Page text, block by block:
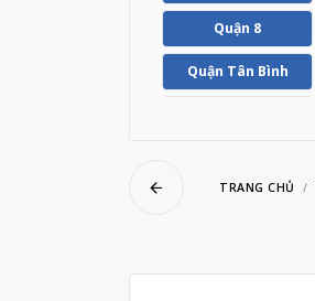
Quận 8
Quận Tân Bình
TRANG CHỦ